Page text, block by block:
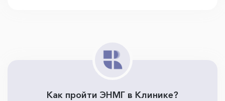
Как пройти ЭНМГ в Клинике?